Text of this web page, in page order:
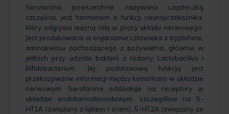
Serotonina, powszechnie nazywana cząsteczką
szczęścia, jest hormonem o funkcji neuroprzekaźnika,
który odgrywa ważną rolę w pracy układu nerwowego.
Jest produkowana w organizmie człowieka z tryptofanu,
aminokwasu pochodzącego z pożywienia, głównie w
jelitach przy udziale bakterii z rodziny Lactobacillus i
Bifidobacterium. Jej podstawową funkcją jest
przekazywanie informacji między komórkami w układzie
nerwowym. Serotonina oddziałuje na receptory w
układzie endokannabinoidowym, szczególnie na 5-
HT1A (związany z lękiem i snem), 5-HT2A (związany ze